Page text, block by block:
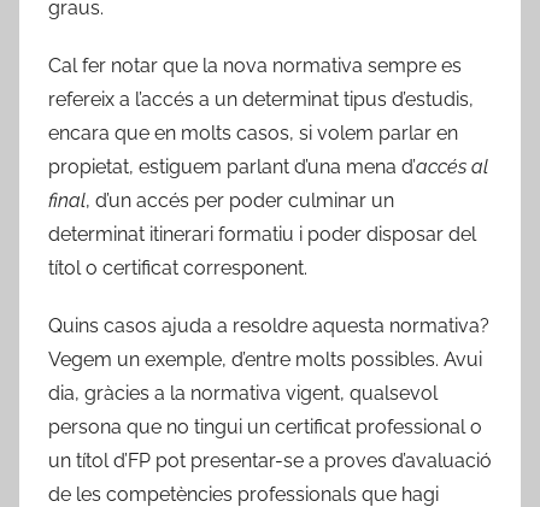
graus.
Cal fer notar que la nova normativa sempre es
refereix a l’accés a un determinat tipus d’estudis,
encara que en molts casos, si volem parlar en
propietat, estiguem parlant d’una mena d’accés al
final, d’un accés per poder culminar un
determinat itinerari formatiu i poder disposar del
títol o certificat corresponent.
Quins casos ajuda a resoldre aquesta normativa?
Vegem un exemple, d’entre molts possibles. Avui
dia, gràcies a la normativa vigent, qualsevol
persona que no tingui un certificat professional o
un títol d’FP pot presentar-se a proves d’avaluació
de les competències professionals que hagi